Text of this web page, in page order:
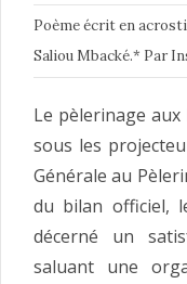
Poème écrit en
Saliou Mbacké.* Par
Le pèlerinage aux
sous les
Générale au
du bilan officiel,
décerné un
saluant une